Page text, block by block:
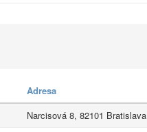
Adresa
Narcisová 8, 82101 Bratislava